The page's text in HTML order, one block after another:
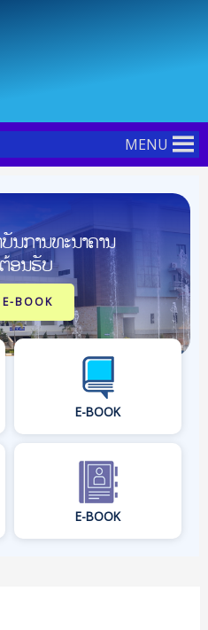
MENU
ນການທະນາຄານ
ອນຮັບ
E-BOOK
E-BOOK
E-BOOK